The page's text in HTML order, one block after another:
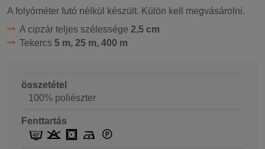
A folyóméter futó nélkül készült. Külön kell megvásárolni.
A cipzár teljes szélessége 2,5 cm
Tekercs 5 m, 25 m, 400 m
összetétel
100% poliészter
Fenttartás